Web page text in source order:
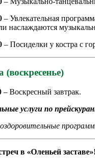
– Увлекательная
наслаждаются
– Посиделки у костра с
(воскресенье)
– Воскресный завтрак.
услуги по
в «Оленьей заставе»!